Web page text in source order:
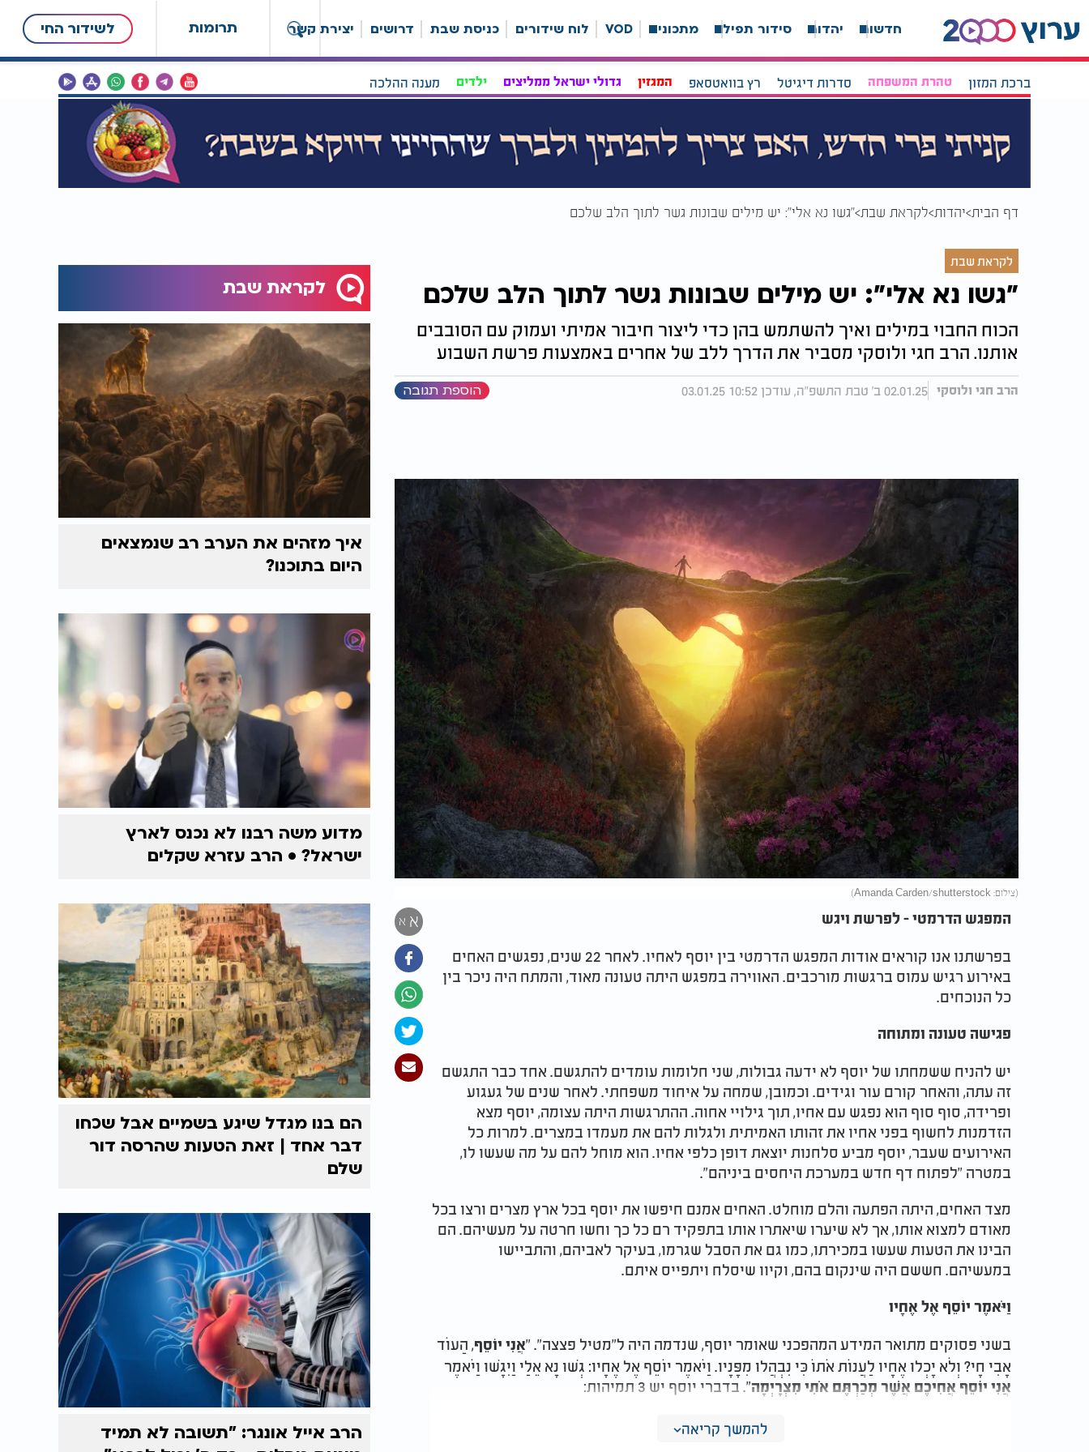
תרומות לשידור החי חדשות יהדות סידור תפילה מתכונים VOD לוח שידורים כניסת שבת דרושים יצירת קשר
ברכת המזון טהרת המשפחה סדרות דיגיטל רץ בוואטסאפ המגזין גדולי ישראל ממליצים ילדים מענה ההלכה
דף הבית יהדות לקראת שבת "גשו נא אלי": יש מילים שבונות גשר לתוך הלב שלכם
לקראת שבת
"גשו נא אלי": יש מילים שבונות גשר לתוך הלב שלכם
הכוח החבוי במילים ואיך להשתמש בהן כדי ליצור חיבור אמיתי ועמוק עם הסובבים
אותנו. הרב חגי ולוסקי מסביר את הדרך ללב של אחרים באמצעות פרשת השבוע
הרב חגי ולוסקי 02.01.25 ב' טבת התשפ"ה, עודכן 10:52 03.01.25 הוספת תגובה
(צילום: Amanda Carden/shutterstock)
א א המפגש הדרמטי - לפרשת ויגש
בפרשתנו אנו קוראים אודות המפגש הדרמטי בין יוסף לאחיו. לאחר 22 שנים, נפגשים האחים
באירוע רגיש עמוס ברגשות מורכבים. האווירה במפגש היתה טעונה מאוד, והמתח היה ניכר בין
כל הנוכחים.
פגישה טעונה ומתוחה
יש להניח ששמחתו של יוסף לא ידעה גבולות, שני חלומות עומדים להתגשם. אחד כבר התגשם
זה עתה, והאחר קורם עור וגידים. וכמובן, שמחה על איחוד משפחתי. לאחר שנים של געגוע
ופרידה, סוף סוף הוא נפגש עם אחיו, תוך גילויי אחוה. ההתרגשות היתה עצומה, יוסף מצא
הזדמנות לחשוף בפני אחיו את זהותו האמיתית ולגלות להם את מעמדו במצרים. למרות כל
האירועים שעבר, יוסף מביע סלחנות יוצאת דופן כלפי אחיו. הוא מוחל להם על מה שעשו לו,
במטרה "לפתוח דף חדש במערכת היחסים ביניהם".
מצד האחים, היתה הפתעה והלם מוחלט. האחים אמנם חיפשו את יוסף בכל ארץ מצרים ורצו בכל
מאודם למצוא אותו, אך לא שיערו שיאתרו אותו בתפקיד רם כל כך וחשו חרטה על מעשיהם. הם
הבינו את הטעות שעשו במכירתו, כמו גם את הסבל שגרמו, בעיקר לאביהם, והתביישו
במעשיהם. חששם היה שינקום בהם, וקיוו שיסלח ויתפייס איתם.
וַיֹּאמֶר יוֹסֵף אֶל אֶחָיו
בשני פסוקים מתואר המידע המהפכני שאומר יוסף, שנדמה היה ל"מטיל פצצה". "אֲנִי יוֹסֵף, הַעוֹד
אָבִי חָי? וְלֹא יָכְלוּ אֶחָיו לַעֲנוֹת אֹתוֹ כִּי נִבְהֲלוּ מִפָּנָיו. וַיֹּאמֶר יוֹסֵף אֶל אֶחָיו: גְּשׁוּ נָא אֵלַי וַיִּגָּשׁוּ וַיֹּאמֶר
אֲנִי יוֹסֵף אֲחִיכֶם אֲשֶׁר מְכַרְתֶּם אֹתִי מִצְרָיְמָה". בדברי יוסף יש 3 תמיהות:
בפגישתם הקודמת כתוב: 'וַיֹּאמֶר: הֲשָׁלוֹם אֲבִיכֶם הַזָּקֵן אֲשֶׁר אֲמַרְתֶּם הַעוֹדֶנּוּ חָי?' (לעיל מג, כז),
להמשך קריאה
לקראת שבת
איך מזהים את הערב רב שנמצאים
היום בתוכנו?
מדוע משה רבנו לא נכנס לארץ
ישראל? • הרב עזרא שקלים
הם בנו מגדל שיגע בשמיים אבל שכחו
דבר אחד | זאת הטעות שהרסה דור
שלם
הרב אייל אונגר: "תשובה לא תמיד